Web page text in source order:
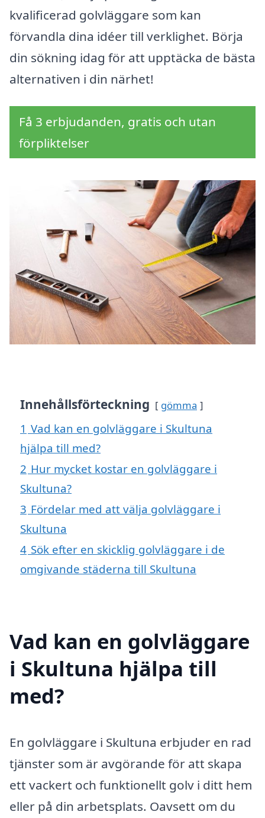
kvalificerad golvläggare som kan
förvandla dina idéer till verklighet. Börja
din sökning idag för att upptäcka de bästa
alternativen i din närhet!
Få 3 erbjudanden, gratis och utan
förpliktelser
Innehållsförteckning gömma
1 Vad kan en golvläggare i Skultuna
hjälpa till med?
2 Hur mycket kostar en golvläggare i
Skultuna?
3 Fördelar med att välja golvläggare i
Skultuna
4 Sök efter en skicklig golvläggare i de
omgivande städerna till Skultuna
Vad kan en golvläggare
i Skultuna hjälpa till
med?
En golvläggare i Skultuna erbjuder en rad
tjänster som är avgörande för att skapa
ett vackert och funktionellt golv i ditt hem
eller på din arbetsplats. Oavsett om du